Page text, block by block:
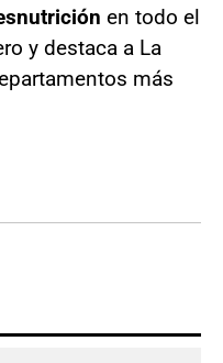
en todo el
y destaca a La
más